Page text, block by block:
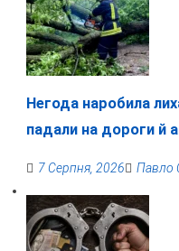
Негода наробила
падали на дороги й
7 Серпня, 2026 Павло